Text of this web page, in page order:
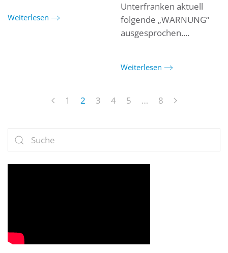
Weiterlesen
Unterfranken aktuell
folgende „WARNUNG“
ausgesprochen....
Weiterlesen
1 2 3 4 5 … 8